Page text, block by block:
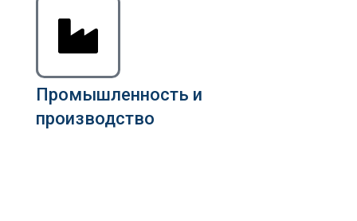
Промышленность и
производство